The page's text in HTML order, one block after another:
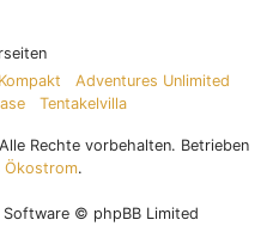
Adventures Unlimited
Tentakelvilla
Rechte vorbehalten. Betrieben
Ökostrom.
Software © phpBB Limited